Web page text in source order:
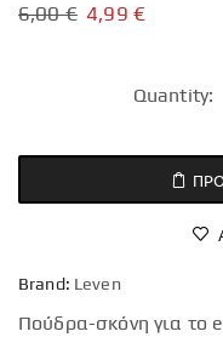
6,00€ 4,99 €
Brand: Leven
Πούδρα-σκόνη για το